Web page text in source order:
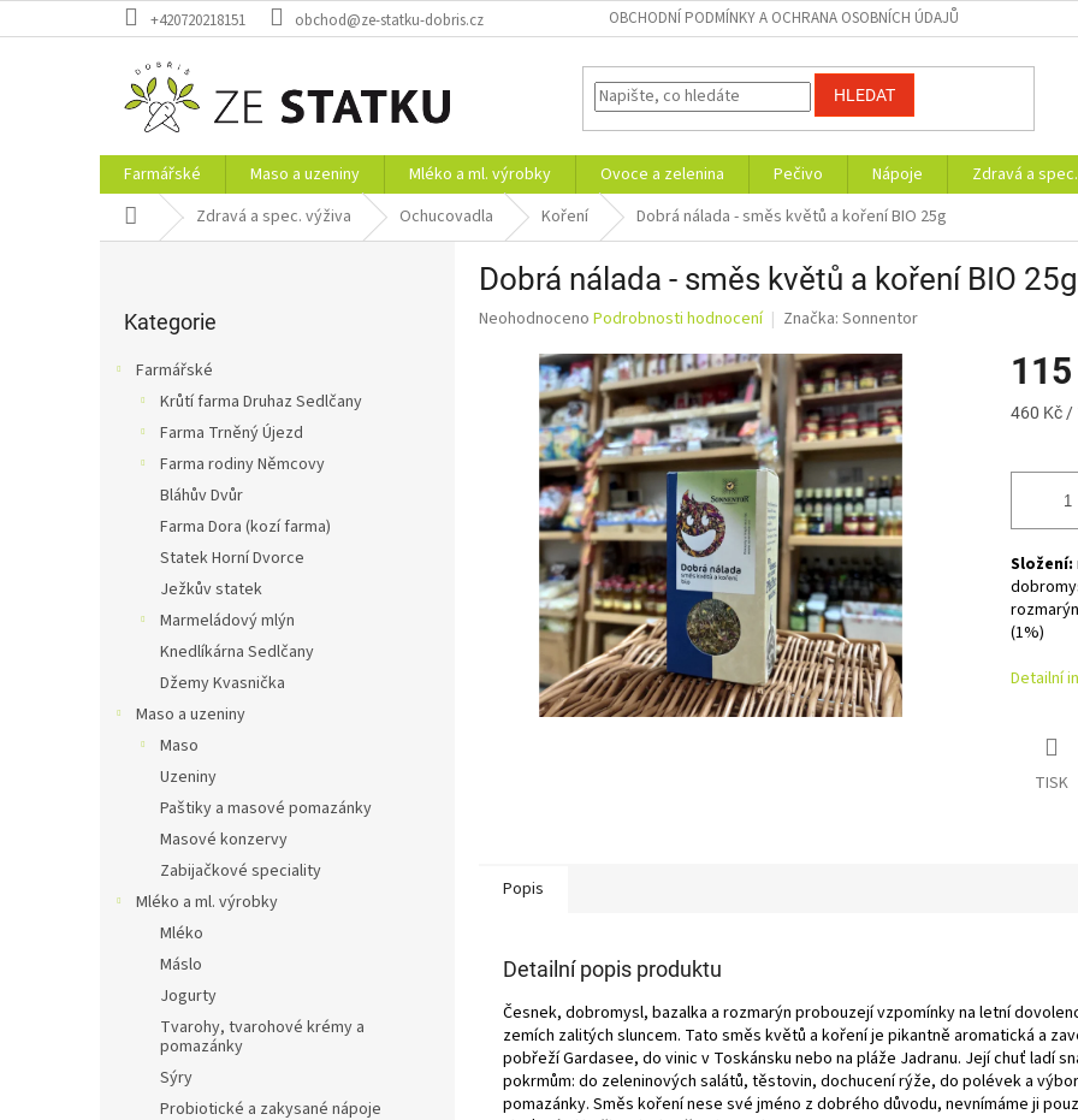
na
+420720218151 obchod@ze-statku-dobris.cz OBCHODNÍ PODMÍNKY A OCHRANA OSOBNÍCH ÚDAJŮ
HLEDAT
Farmářské Maso a uzeniny Mléko a ml. výrobky Ovoce a zelenina Pečivo Nápoje Zdravá a
Domů Zdravá a spec. výživa Ochucovadla Koření Dobrá nálada - směs květů a koření BIO 25g
kategorie
Kategorie
Farmářské
Krůtí farma Druhaz Sedlčany
Farma Trněný Újezd
Farma rodiny Němcovy
Bláhův Dvůr
Farma Dora (kozí farma)
Statek Horní Dvorce
Ježkův statek
Marmeládový mlýn
Knedlíkárna Sedlčany
Džemy Kvasnička
Maso a uzeniny
Maso
Uzeniny
Paštiky a masové pomazánky
Masové konzervy
Zabijačkové speciality
Mléko a ml. výrobky
Mléko
Máslo
Jogurty
Tvarohy, tvarohové krémy a
pomazánky
Sýry
Probiotické a zakysané nápoje
Dobrá nálada - směs květů a koření BIO 25g
Průměrné
produktu
hvězdiček.
Neohodnoceno Podrobnosti hodnocení Značka: Sonnentor
Měrná
460 Kč /
Složení:
(1%)
Detailní
TISK
Popis
Detailní popis produktu
Česnek, dobromysl, bazalka a rozmarýn probouzejí vzpomínky na letní
zemích zalitých sluncem. Tato směs květů a koření je pikantně aromatická a
pobřeží Gardasee, do vinic v Toskánsku nebo na pláže Jadranu. Její chuť ladí
pokrmům: do zeleninových salátů, těstovin, dochucení rýže, do polévek a
pomazánky. Směs koření nese své jméno z dobrého důvodu, nevnímáme ji